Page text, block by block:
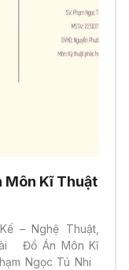
Môn Kĩ Thuật
– Nghệ Thuật,
Đồ Án Môn Kĩ
Ngọc Tú Nhi